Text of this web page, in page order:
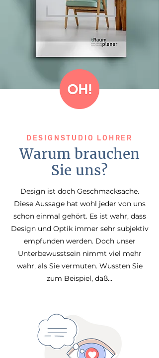
DESIGNSTUDIO LOHRER
Warum brauchen
Sie uns?
Design ist doch Geschmacksache.
Diese Aussage hat wohl jeder von uns
schon einmal gehört. Es ist wahr, dass
Design und Optik immer sehr subjektiv
empfunden werden. Doch unser
Unterbewusstsein nimmt viel mehr
wahr, als Sie vermuten. Wussten Sie
zum Beispiel, daß…